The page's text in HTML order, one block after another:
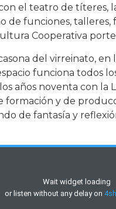
el teatro de títeres,
de funciones,
Cooperativa
del virreinato, en
funciona todos
años noventa con la
y de
de fantasía y